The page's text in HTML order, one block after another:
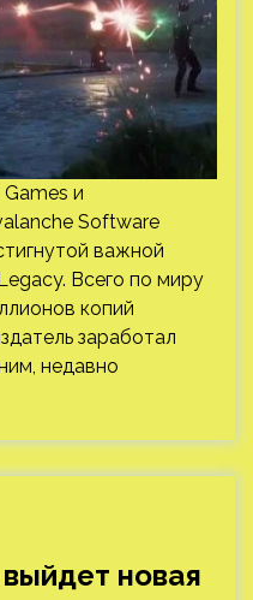
и
Software
важной
Всего по миру
копий
заработал
недавно
новая